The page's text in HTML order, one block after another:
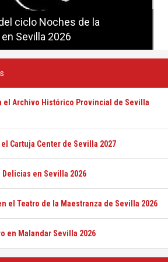
ciclo Candlelight en
el Archivo Histórico Provincial de Sevilla
Cartuja Center de Sevilla 2027
en Sevilla 2026
el Teatro de la Maestranza de Sevilla 2026
en Malandar Sevilla 2026